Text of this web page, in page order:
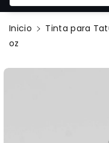
Inicio
Tinta para
oz
Ir